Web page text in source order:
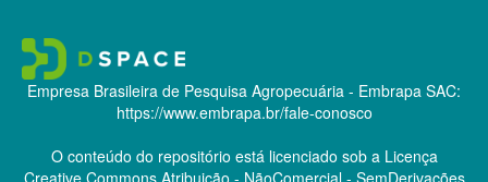
Empresa Brasileira de Pesquisa Agropecuária - Embrapa SAC:
https://www.embrapa.br/fale-conosco
O conteúdo do repositório está licenciado sob a Licença
Creative CommonsAtribuição - NãoComercial - SemDerivações